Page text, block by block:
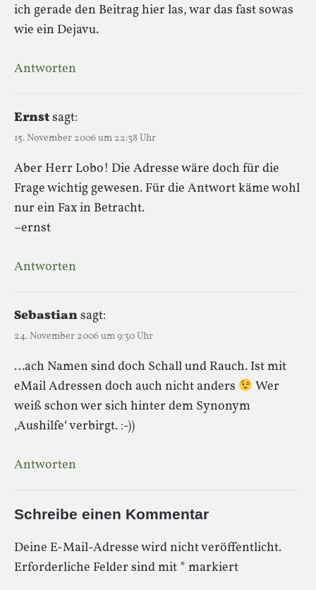
ich gerade den Beitrag hier las, war das fast sowas
wie ein Dejavu.
Antworten
Ernstsagt:
15. November 2006 um 22:38 Uhr
Aber Herr Lobo! Die Adresse wäre doch für die
Frage wichtig gewesen. Für die Antwort käme wohl
nur ein Fax in Betracht.
–ernst
Antworten
Sebastiansagt:
24. November 2006 um 9:30 Uhr
…ach Namen sind doch Schall und Rauch. Ist mit
eMail Adressen doch auch nicht anders
Wer
weiß schon wer sich hinter dem Synonym
‚Aushilfe‘ verbirgt. :-))
Antworten
Schreibe einen Kommentar
Deine E-Mail-Adresse wird nicht veröffentlicht.
Erforderliche Felder sind mit * markiert